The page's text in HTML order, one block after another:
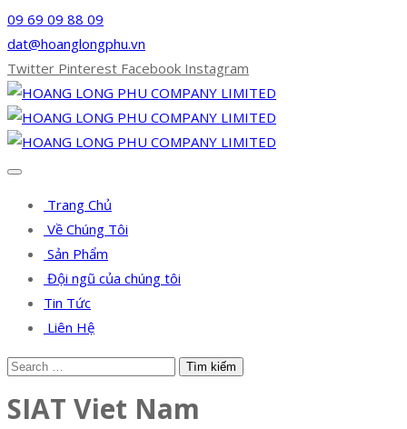
09 69 09 88 09
dat@hoanglongphu.vn
Twitter Pinterest Facebook Instagram
Trang Chủ
Về Chúng Tôi
Sản Phẩm
Đội ngũ của chúng tôi
Tin Tức
Liên Hệ
SIAT Viet Nam